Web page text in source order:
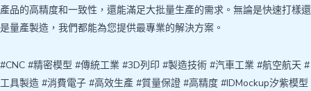
產品的高精度和一致性，還能滿足大批量生產的需求。無論是快速打樣還
是量產製造，我們都能為您提供最專業的解決方案。
#CNC #精密模型 #傳統工業 #3D列印 #製造技術 #汽車工業 #航空航天 #
工具製造 #消費電子 #高效生產 #質量保證 #高精度 #IDMockup汐紫模型